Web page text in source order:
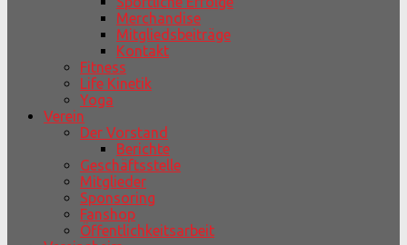
Merchandise
Mitgliedsbeiträge
Kontakt
Fitness
Life Kinetik
Yoga
Verein
Der Vorstand
Berichte
Geschäftsstelle
Mitglieder
Sponsoring
Fanshop
Öffentlichkeitsarbeit